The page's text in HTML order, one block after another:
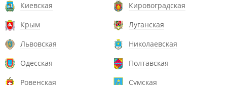
Киевская
Кировоградская
Крым
Луганская
Львовская
Николаевская
Одесская
Полтавская
Ровенская
Сумская